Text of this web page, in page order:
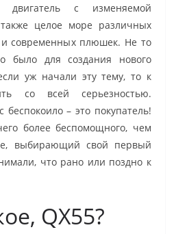
двигатель с изменяемой
целое море различных
современных плюшек. Не то
было для создания нового
уж начали эту тему, то к
со всей серьезностью.
беспокоило – это покупатель!
более беспомощного, чем
выбирающий свой первый
что рано или поздно к
QX55?